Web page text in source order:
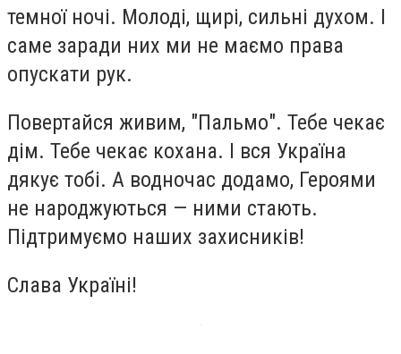
темної ночі. Молоді, щирі, сильні духом. І
саме заради них ми не маємо права
опускати рук.
Повертайся живим, "Пальмо". Тебе чекає
дім. Тебе чекає кохана. І вся Україна
дякує тобі. А водночас додамо, Героями
не народжуються — ними стають.
Підтримуємо наших захисників!
Слава Україні!